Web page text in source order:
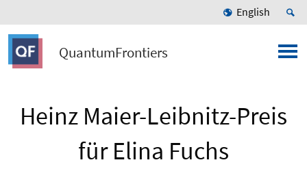
English
QuantumFrontiers
Heinz Maier-Leibnitz-Preis
für Elina Fuchs